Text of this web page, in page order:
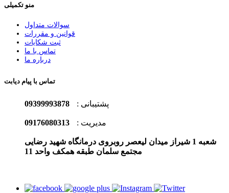
منو تکمیلی
سوالات متداول
قوانین و مقررات
ثبت شکایات
تماس با ما
درباره ما
تماس با پیام دیابت
پشتیبانی : 09399993878
مدیریت : 09176080313
شعبه 1 شیراز میدان لیعصر روبروی درمانگاه شهید رضایی
مجتمع سلمان طبقه همکف واحد 11